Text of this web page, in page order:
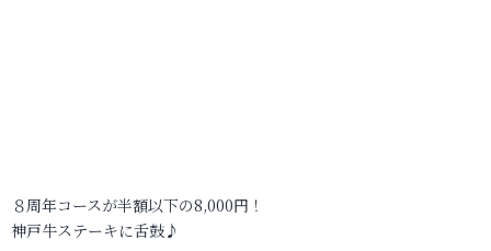
８周年コースが半額以下の8,000円！
神戸牛ステーキに舌鼓♪